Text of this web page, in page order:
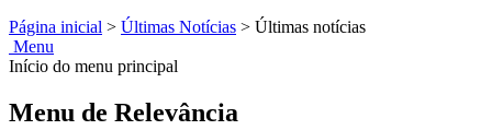
Página inicial > Últimas Notícias > Últimas notícias
Menu
Início do menu principal
Menu de Relevância